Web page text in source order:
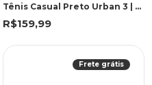
Tênis Casual Preto Urban 3 | Mormaii
R$159,99
Frete grátis